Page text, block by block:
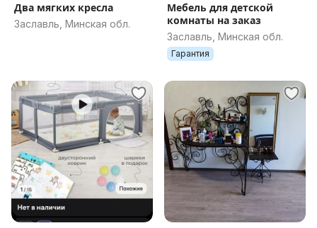
Два мягких кресла
Заславль, Минская обл.
Мебель для детской
комнаты на заказ
Заславль, Минская обл.
Гарантия